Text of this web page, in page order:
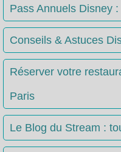
Pass Annuels Disney
Conseils & Astuces
Réserver votre
Paris
Le Blog du Stream :